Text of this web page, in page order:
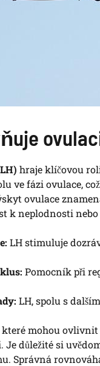
hraje klíčovou
ve fázi ovulace,
ovulace
k neplodnosti
LH stimuluje
Pomocník při
LH, spolu s
mohou
Je důležité si
Správná